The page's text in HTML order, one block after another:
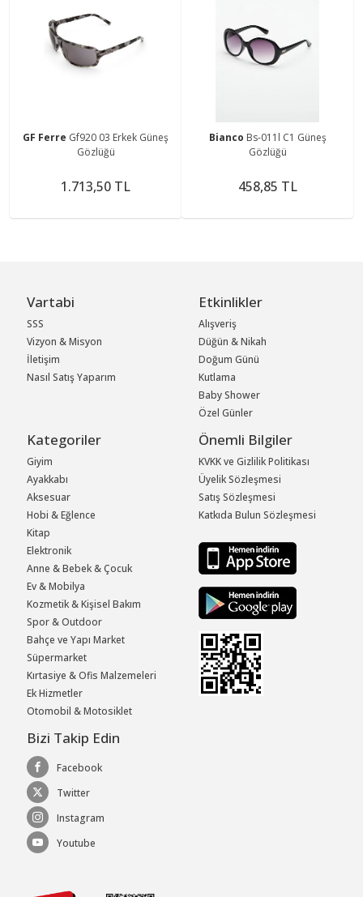
GF Ferre Gf920 03 Erkek Güneş
Gözlüğü
1.713,50 TL
Bianco Bs-011l C1 Güneş
Gözlüğü
458,85 TL
Vartabi
SSS
Vizyon & Misyon
İletişim
Nasıl Satış Yaparım
Etkinlikler
Alışveriş
Düğün & Nikah
Doğum Günü
Kutlama
Baby Shower
Özel Günler
Kategoriler
Giyim
Ayakkabı
Aksesuar
Hobi & Eğlence
Kitap
Elektronik
Anne & Bebek & Çocuk
Ev & Mobilya
Kozmetik & Kişisel Bakım
Spor & Outdoor
Bahçe ve Yapı Market
Süpermarket
Kırtasiye & Ofis Malzemeleri
Ek Hizmetler
Otomobil & Motosiklet
Önemli Bilgiler
KVKK ve Gizlilik Politikası
Üyelik Sözleşmesi
Satış Sözleşmesi
Katkıda Bulun Sözleşmesi
Bizi Takip Edin
Facebook
Twitter
Instagram
Youtube